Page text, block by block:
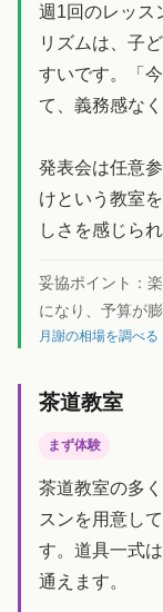
週1回のレッス
リズムは、子
すいです。「
て、義務感な
発表会は任意
けという教室
しさを感じられ
妥協ポイント：
になり、予算が
月謝の相場を調べ
茶道教室
まず体験
茶道教室の多
スンを用意し
す。道具一式
通えます。